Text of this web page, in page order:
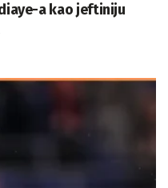
a kao jeftiniju